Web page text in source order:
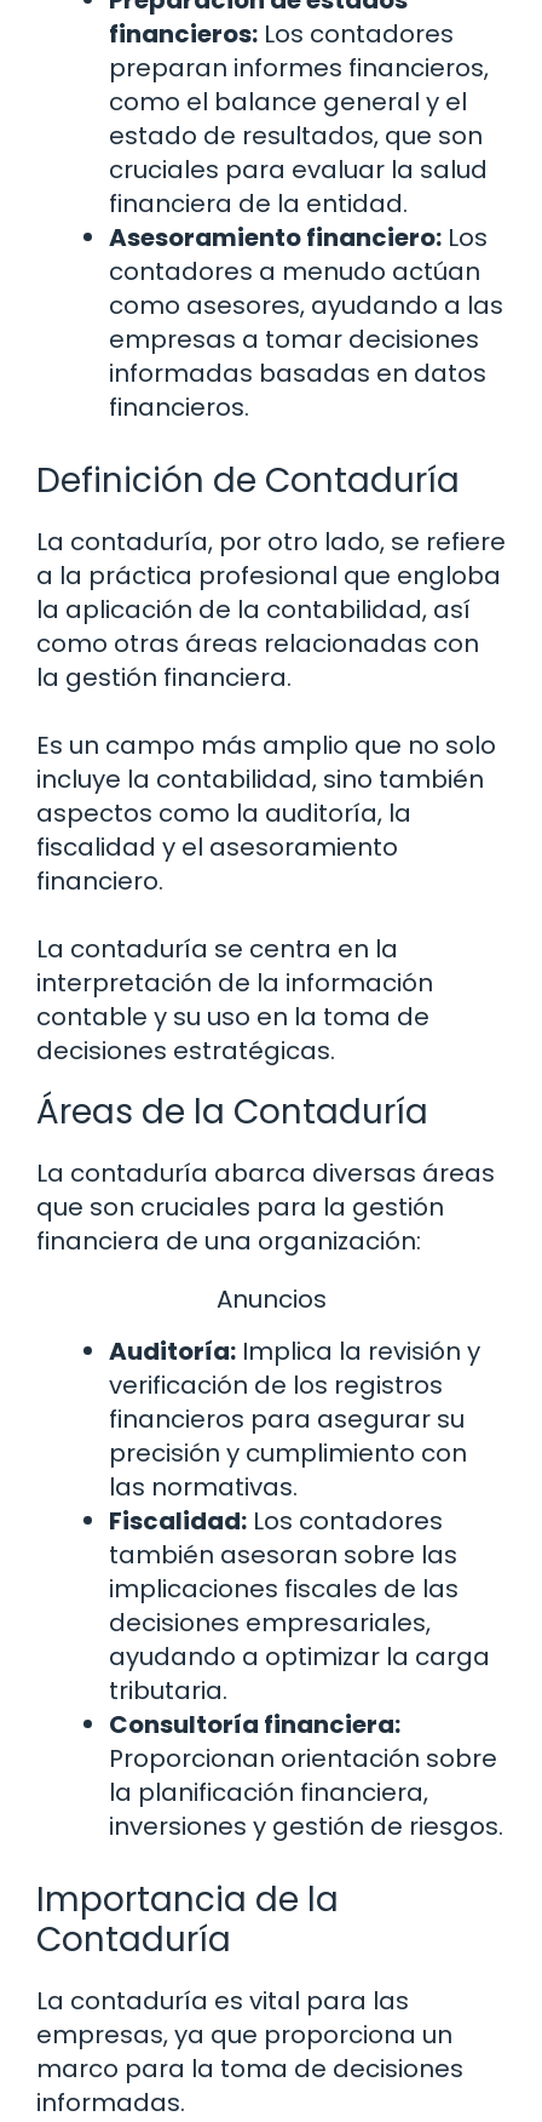
financieros: Los contadores
preparan informes financieros,
como el balance general y el
estado de resultados, que son
cruciales para evaluar la salud
financiera de la entidad.
Asesoramiento financiero: Los
contadores a menudo actúan
como asesores, ayudando a las
empresas a tomar decisiones
informadas basadas en datos
financieros.
Definición de Contaduría
La contaduría, por otro lado, se refiere
a la práctica profesional que engloba
la aplicación de la contabilidad, así
como otras áreas relacionadas con
la gestión financiera.
Es un campo más amplio que no solo
incluye la contabilidad, sino también
aspectos como la auditoría, la
fiscalidad y el asesoramiento
financiero.
La contaduría se centra en la
interpretación de la información
contable y su uso en la toma de
decisiones estratégicas.
Áreas de la Contaduría
La contaduría abarca diversas áreas
que son cruciales para la gestión
financiera de una organización:
Anuncios
Auditoría: Implica la revisión y
verificación de los registros
financieros para asegurar su
precisión y cumplimiento con
las normativas.
Fiscalidad: Los contadores
también asesoran sobre las
implicaciones fiscales de las
decisiones empresariales,
ayudando a optimizar la carga
tributaria.
Consultoría financiera:
Proporcionan orientación sobre
la planificación financiera,
inversiones y gestión de riesgos.
Importancia de la
Contaduría
La contaduría es vital para las
empresas, ya que proporciona un
marco para la toma de decisiones
informadas.